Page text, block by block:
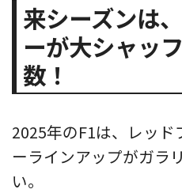
来シーズンは
ーが大シャッ
数！
2025年のF1は、レッ
ーラインアップがガラ
い。